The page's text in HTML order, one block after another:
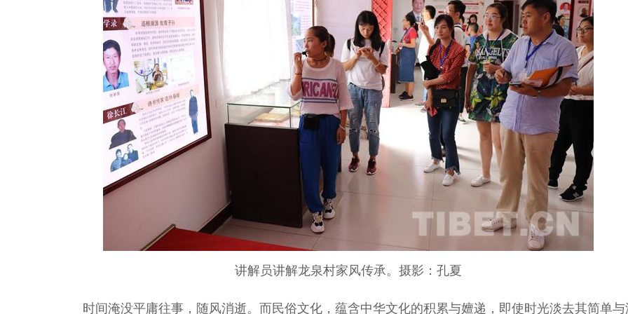
讲解员讲解龙泉村家风传承。摄影：孔夏
时间淹没平庸往事，随风消逝。而民俗文化，蕴含中华文化的积累与嬗递，即使时光淡去其简单与